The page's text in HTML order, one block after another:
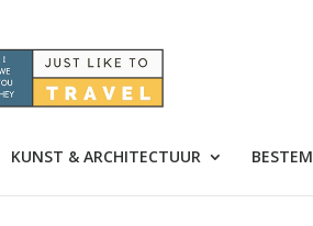
KUNST & ARCHITECTUUR